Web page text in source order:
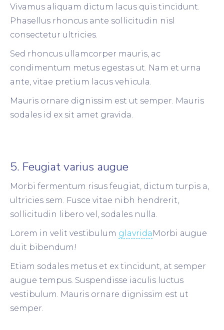
Vivamus aliquam dictum lacus quis tincidunt.
Phasellus rhoncus ante sollicitudin nisl
consectetur ultricies.
Sed rhoncus ullamcorper mauris, ac
condimentum metus egestas ut. Nam et urna
ante, vitae pretium lacus vehicula.
Mauris ornare dignissim est ut semper. Mauris
sodales id ex sit amet gravida.
5. Feugiat varius augue
Morbi fermentum risus feugiat, dictum turpis a,
ultricies sem. Fusce vitae nibh hendrerit,
sollicitudin libero vel, sodales nulla.
Lorem in velit vestibulum glavrida Morbi augue
duit bibendum!
Etiam sodales metus et ex tincidunt, at semper
augue tempus. Suspendisse iaculis luctus
vestibulum. Mauris ornare dignissim est ut
semper.